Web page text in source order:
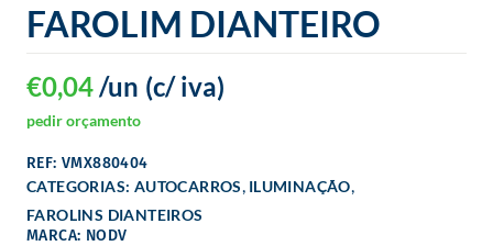
FAROLIM DIANTEIRO
€0,04 (c/ iva)
/un
pedir orçamento
REF: VMX880404
CATEGORIAS: AUTOCARROS ILUMINAÇÃO
FAROLINS DIANTEIROS
MARCA: NODV